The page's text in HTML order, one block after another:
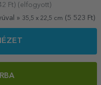
Ft) (elfogyott)
» 35,5 x 22,5 cm (5 523 Ft)